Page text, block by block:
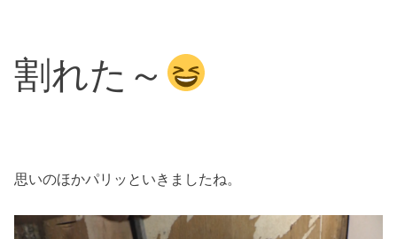
割れた～
思いのほかパリッといきましたね。